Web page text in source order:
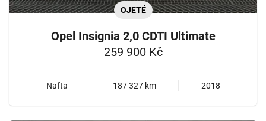
OJETÉ
Opel Insignia 2,0 CDTI Ultimate
259 900 Kč
Nafta 187 327 km 2018